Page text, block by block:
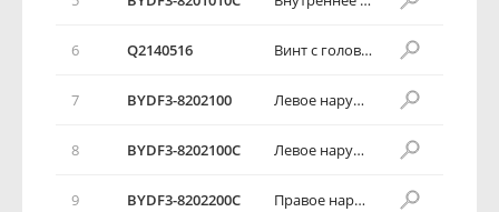
6 Q2140516 Винт с головкой с вырезом под крестовидную отвертку
7 BYDF3-8202100 Левое наружное зеркало заднего обзора с электроприводом
8 BYDF3-8202100C Левое наружное зеркало заднего обзора с ручным приводом
9 BYDF3-8202200C Правое наружное зеркало заднего обзора с ручным приводом